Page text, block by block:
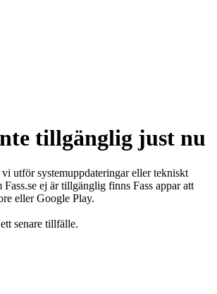
tillgänglig just nu
utför systemuppdateringar eller tekniskt
Fass.se ej är tillgänglig finns Fass appar att
eller Google Play.
senare tillfälle.